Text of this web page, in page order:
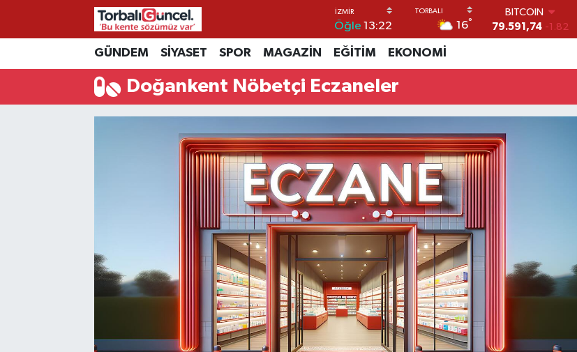
Öğle 13:22 16°
BITCOIN
79.591,74 -1.82
DOLAR
EURO
6862,09000
GÜNDEM SİYASET SPOR MAGAZİN EĞİTİM EKONOMİ
Doğankent Nöbetçi Eczaneler
İzmir Nöbetçi Eczaneler
İzmir Hava Durumu
İzmir Trafik Yoğunluk Haritası
Son Dakika Haberleri